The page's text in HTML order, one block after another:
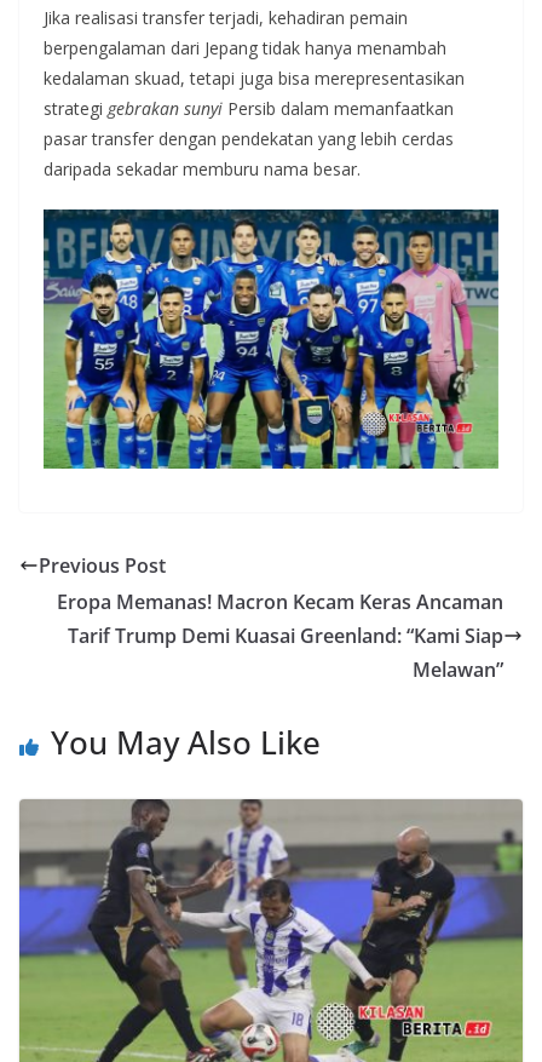
Jika realisasi transfer terjadi, kehadiran pemain
berpengalaman dari Jepang tidak hanya menambah
kedalaman skuad, tetapi juga bisa merepresentasikan
strategi gebrakan sunyi Persib dalam memanfaatkan
pasar transfer dengan pendekatan yang lebih cerdas
daripada sekadar memburu nama besar.
Previous Post
Eropa Memanas! Macron Kecam Keras Ancaman
Tarif Trump Demi Kuasai Greenland: “Kami Siap
Melawan”
You May Also Like